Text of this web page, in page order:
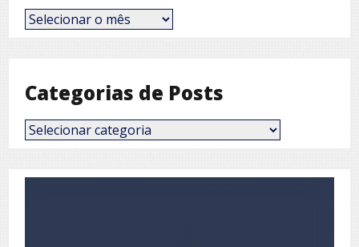
Posts
por
Categorias de Posts
Categorias
de